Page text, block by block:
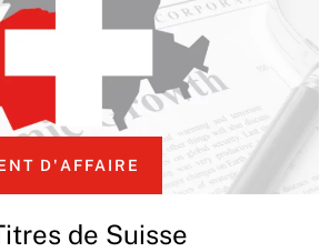
D'AFFAIRE
de Suisse